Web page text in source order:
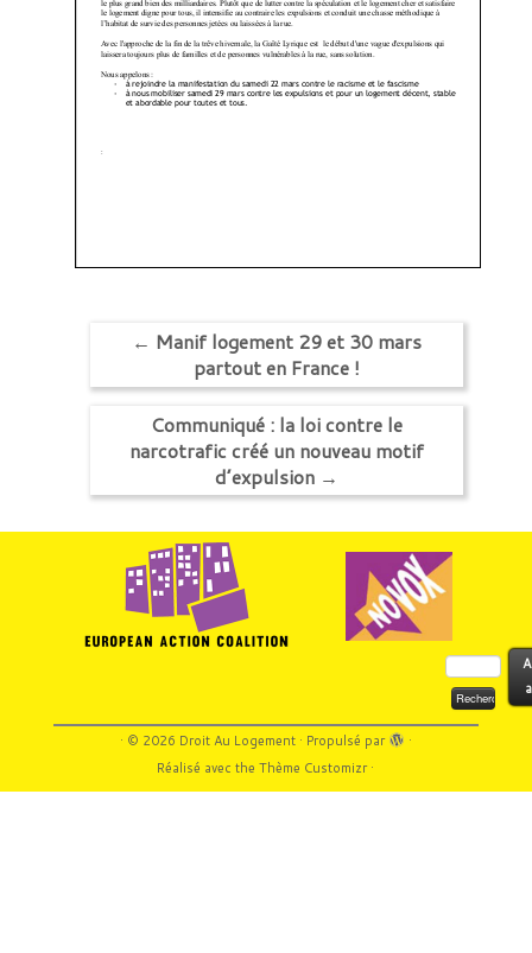
← Manif logement 29 et 30 mars
partout en France !
Communiqué : la loi contre le
narcotrafic créé un nouveau motif
d’expulsion →
Rechercher :
· © 2026 Droit Au Logement· Propulsé par
·
Réalisé avec theThème Customizr·